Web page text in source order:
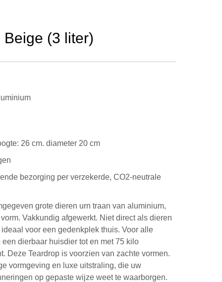
(3 liter)
26 cm. diameter 20 cm
bezorging per verzekerde, CO2-neutrale
grote dieren urn traan van aluminium,
Vakkundig afgewerkt. Niet direct als dieren
ideaal voor een gedenkplek thuis. Voor alle
een dierbaar huisdier tot en met 75 kilo
Deze Teardrop is voorzien van zachte vormen.
vormgeving en luxe uitstraling, die uw
op gepaste wijze weet te waarborgen.